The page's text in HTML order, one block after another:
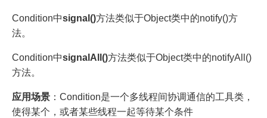
Condition中signal()方法类似于Object类中的notify()方
法。
Condition中signalAll()方法类似于Object类中的notifyAll()
方法。
应用场景 ：Condition是一个多线程间协调通信的工具类，
使得某个，或者某些线程一起等待某个条件